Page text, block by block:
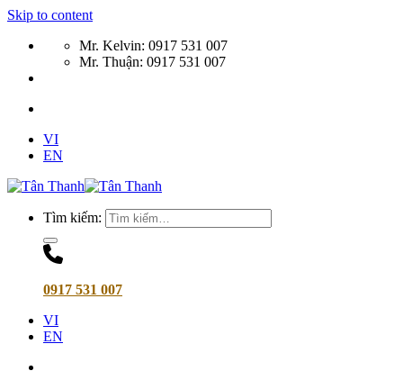
Skip to content
Mr. Kelvin: 0917 531 007
Mr. Thuận: 0917 531 007
VI
EN
Tìm kiếm:
0917 531 007
VI
EN